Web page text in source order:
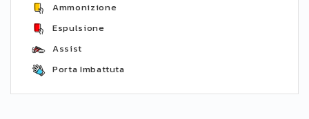
Ammonizione
Espulsione
Assist
Porta Imbattuta